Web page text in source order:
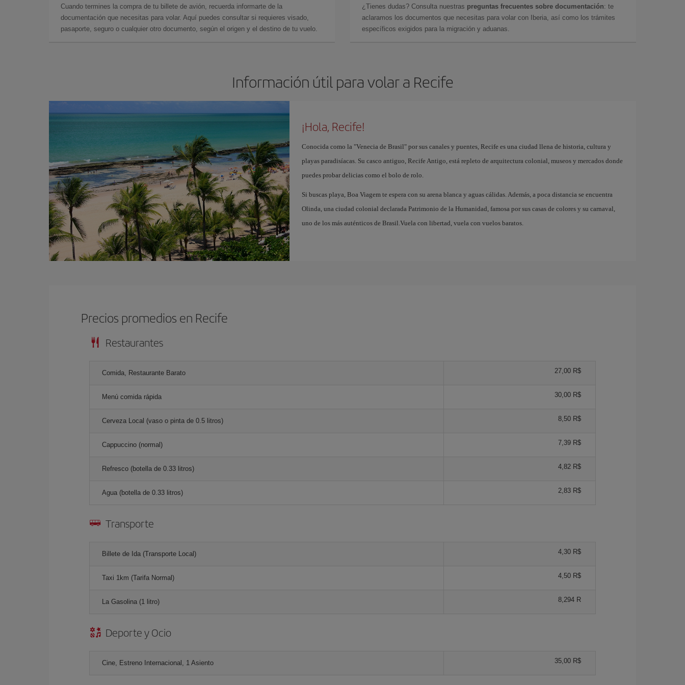
Cuando termines la compra de tu billete de avión, recuerda informarte de la
documentación que necesitas para volar. Aquí puedes consultar si requieres visado,
pasaporte, seguro o cualquier otro documento, según el origen y el destino de tu vuelo.
¿Tienes dudas? Consulta nuestras preguntas frecuentes sobre documentación: te
aclaramos los documentos que necesitas para volar con Iberia, así como los trámites
específicos exigidos para la migración y aduanas.
Información útil para volar a Recife
¡Hola, Recife!
Conocida como la "Venecia de Brasil" por sus canales y puentes, Recife es una ciudad llena de historia, cultura y
playas paradisíacas. Su casco antiguo, Recife Antigo, está repleto de arquitectura colonial, museos y mercados donde
puedes probar delicias como el bolo de rolo.
Si buscas playa, Boa Viagem te espera con su arena blanca y aguas cálidas. Además, a poca distancia se encuentra
Olinda, una ciudad colonial declarada Patrimonio de la Humanidad, famosa por sus casas de colores y su carnaval,
uno de los más auténticos de Brasil.Vuela con libertad, vuela con vuelos baratos.
Precios promedios en Recife
Restaurantes
Comida, Restaurante Barato 27,00 R$
Menú comida rápida 30,00 R$
Cerveza Local (vaso o pinta de 0.5 litros) 8,50 R$
Cappuccino (normal) 7,39 R$
Refresco (botella de 0.33 litros) 4,82 R$
Agua (botella de 0.33 litros) 2,83 R$
Transporte
Billete de Ida (Transporte Local) 4,30 R$
Taxi 1km (Tarifa Normal) 4,50 R$
La Gasolina (1 litro) 8,294 R
Deporte y Ocio
Cine, Estreno Internacional, 1 Asiento 35,00 R$